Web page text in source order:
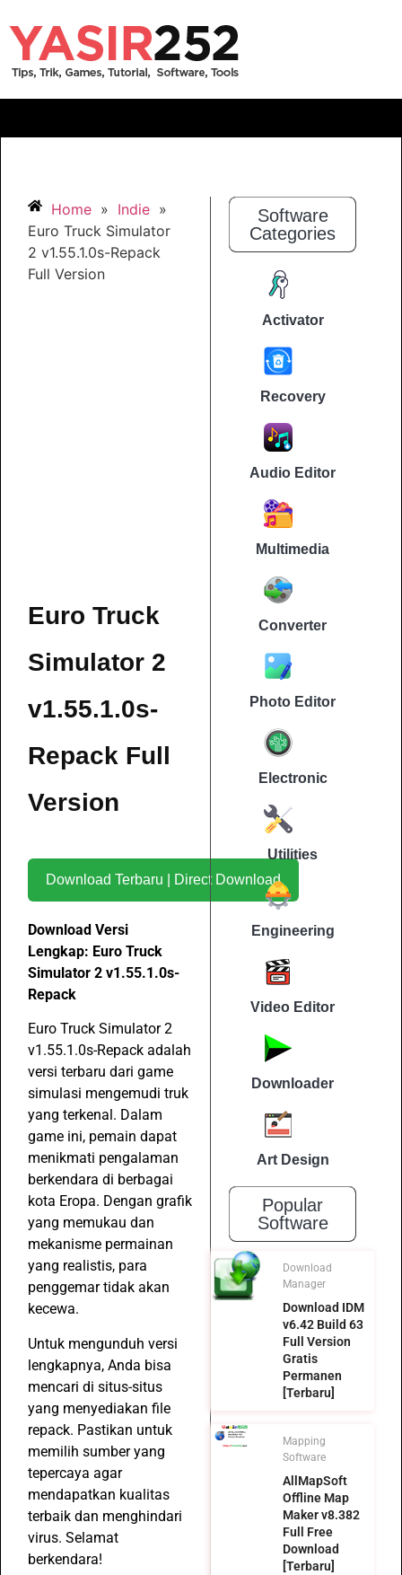
Home » Indie »
Euro Truck Simulator
2 v1.55.1.0s-Repack
Full Version
Euro Truck
Simulator 2
v1.55.1.0s-
Repack Full
Version
Download Terbaru | Direct Download
Download Versi
Lengkap: Euro Truck
Simulator 2 v1.55.1.0s-
Repack
Euro Truck Simulator 2
v1.55.1.0s-Repack adalah
versi terbaru dari game
simulasi mengemudi truk
yang terkenal. Dalam
game ini, pemain dapat
menikmati pengalaman
berkendara di berbagai
kota Eropa. Dengan grafik
yang memukau dan
mekanisme permainan
yang realistis, para
penggemar tidak akan
kecewa.
Untuk mengunduh versi
lengkapnya, Anda bisa
mencari di situs-situs
yang menyediakan file
repack. Pastikan untuk
memilih sumber yang
tepercaya agar
mendapatkan kualitas
terbaik dan menghindari
virus. Selamat
berkendara!
Software
Categories
Activator
Recovery
Audio Editor
Multimedia
Converter
Photo Editor
Electronic
Utilities
Engineering
Video Editor
Downloader
Art Design
Popular
Software
Download
Manager
Download IDM
v6.42 Build 63
Full Version
Gratis
Permanen
[Terbaru]
Mapping
Software
AllMapSoft
Offline Map
Maker v8.382
Full Free
Download
[Terbaru]